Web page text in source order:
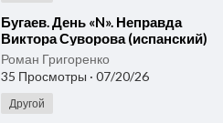
⁣Бугаев. День «N». Неправда
Виктора Суворова (испанский)
2.mp3
Роман Григоренко
35 Просмотры · 07/20/26
Другой